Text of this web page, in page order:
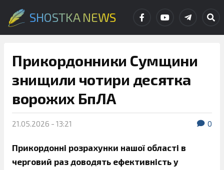
SHOSTKA NEWS
Прикордонники Сумщини
знищили чотири десятка
ворожих БпЛА
21.05.2026 - 13:21 0
Прикордонні розрахунки нашої області в
черговий раз доводять ефективність у